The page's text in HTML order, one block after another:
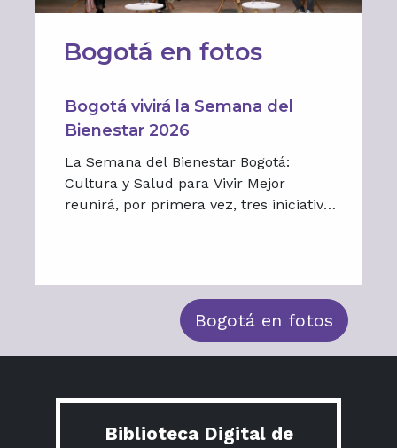
Bogotá en fotos
Bogotá vivirá la Semana del
Bienestar 2026
La Semana del Bienestar Bogotá:
Cultura y Salud para Vivir Mejor
reunirá, por primera vez, tres iniciativas
Bogotá en fotos
Biblioteca Digital de